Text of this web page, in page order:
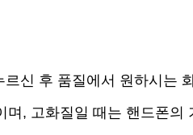
신 후 품질에서 원하시는
화질일 때는 핸드폰의